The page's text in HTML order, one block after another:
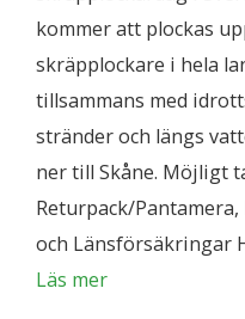
kommer att plockas
skräpplockare i hela
tillsammans med
stränder och längs
ner till Skåne. Möjligt
Returpack/
och Länsförsäkringar
Läs mer